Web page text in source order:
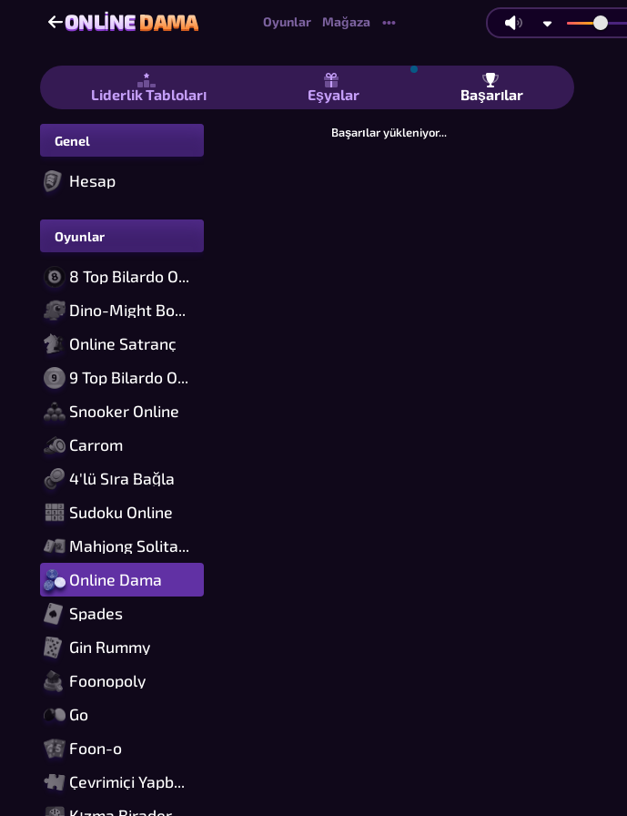
ONLINEDAMA
ONLINEDAMA Oyunlar Mağaza •••
Online Dama - Ücretsiz Çok Oyunculu Dama ve
Liderlik Tabloları Eşyalar Başarılar
Genel
Hesap
Oyunlar
8 Top Bilardo Online
Dino-Might Bomber Online
Online Satranç
9 Top Bilardo Online
Snooker Online
Carrom
4'lü Sıra Bağla
Sudoku Online
Mahjong Solitaire
Online Dama
Spades
Gin Rummy
Foonopoly
Go
Foon-o
Çevrimiçi Yapboz
Başarılar yükleniyor...